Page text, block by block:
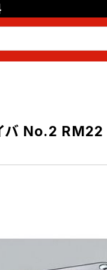
グイン お気に入り
バ No.2 RM22